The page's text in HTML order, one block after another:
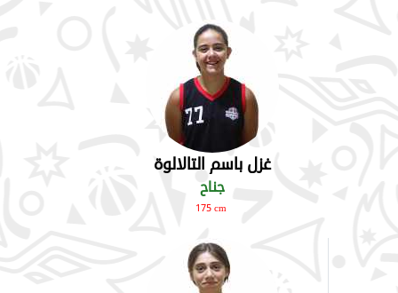
غزل باسم التالالوة
جناح
175 cm